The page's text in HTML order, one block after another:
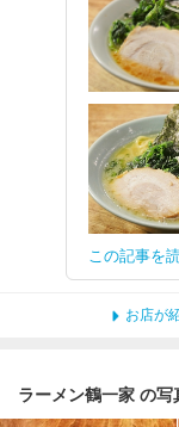
この記事を
お店が
ラーメン鶴一家 の写